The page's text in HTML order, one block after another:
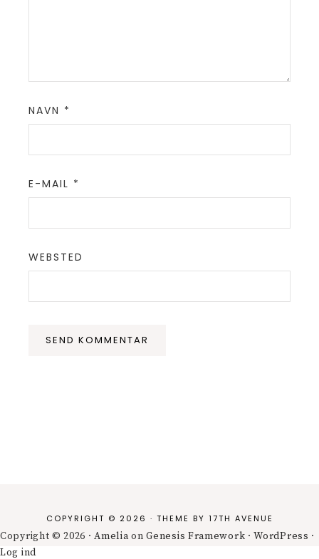
NAVN *
E-MAIL *
WEBSTED
COPYRIGHT © 2026 · THEME BY 17TH AVENUE
Copyright © 2026 ·AmeliaonGenesis Framework ·WordPress ·
Log ind